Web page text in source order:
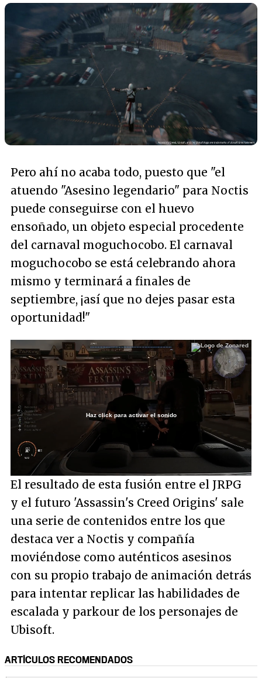
Pero ahí no acaba todo, puesto que "el
atuendo "Asesino legendario" para Noctis
puede conseguirse con el huevo
ensoñado, un objeto especial procedente
del carnaval moguchocobo. El carnaval
moguchocobo se está celebrando ahora
mismo y terminará a finales de
septiembre, ¡así que no dejes pasar esta
oportunidad!"
Haz click para activar el sonido
El resultado de esta fusión entre el JRPG
y el futuro 'Assassin's Creed Origins' sale
una serie de contenidos entre los que
destaca ver a Noctis y compañía
moviéndose como auténticos asesinos
con su propio trabajo de animación detrás
para intentar replicar las habilidades de
escalada y parkour de los personajes de
Ubisoft.
ARTÍCULOS RECOMENDADOS